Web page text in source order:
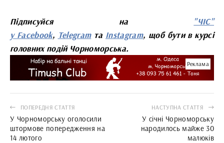
Підписуйся на
"ЧІС"
у Facebook, Telegram та Instagram, щоб бути в курсі
головних подій Чорноморська.
Реклама
ПОПЕРЕДНЯ СТАТТЯ
У Чорноморську оголосили
штормове попередження на
14 лютого
НАСТУПНА СТАТТЯ
У січні Чорноморську
народилось майже 30
малюків